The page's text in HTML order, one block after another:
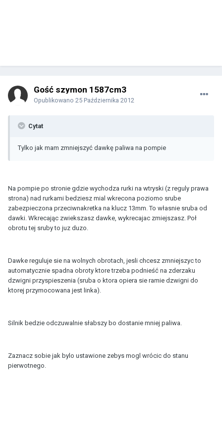
Gość szymon 1587cm3
Opublikowano 25 Października 2012
Cytat
Tylko jak mam zmniejszyć dawkę paliwa na pompie
Na pompie po stronie gdzie wychodza rurki na wtryski (z reguly prawa
strona) nad rurkami bedziesz mial wkrecona poziomo srube
zabezpieczona przeciwnakretka na klucz 13mm. To własnie sruba od
dawki. Wkrecając zwiekszasz dawke, wykrecajac zmiejszasz. Poł
obrotu tej sruby to juz duzo.
Dawke reguluje sie na wolnych obrotach, jesli chcesz zmniejszyc to
automatycznie spadna obroty ktore trzeba podnieść na zderzaku
dzwigni przyspieszenia (sruba o ktora opiera sie ramie dzwigni do
ktorej przymocowana jest linka).
Silnik bedzie odczuwalnie słabszy bo dostanie mniej paliwa.
Zaznacz sobie jak bylo ustawione zebys mogl wrócic do stanu
pierwotnego.